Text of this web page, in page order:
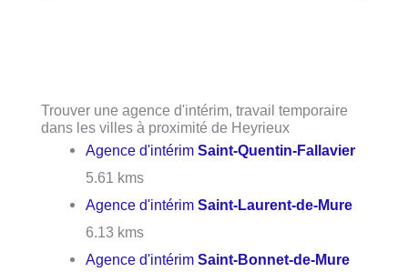
Trouver une agence d'intérim, travail temporaire
dans les villes à proximité de Heyrieux
Agence d'intérimSaint-Quentin-Fallavier
5.61 kms
Agence d'intérimSaint-Laurent-de-Mure
6.13 kms
Agence d'intérimSaint-Bonnet-de-Mure